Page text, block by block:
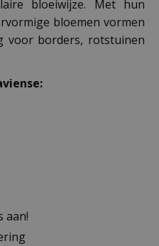
bloeiwijze. Met hun
bloemen vormen
voor borders, rotstuinen
aan!